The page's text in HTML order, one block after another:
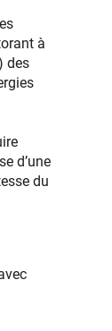
à
des
d’une
du